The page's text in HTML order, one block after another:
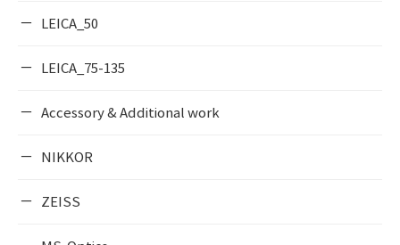
LEICA_50
LEICA_75-135
Accessory & Additional work
NIKKOR
ZEISS